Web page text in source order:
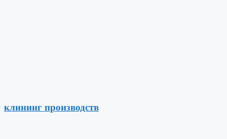
клининг производств